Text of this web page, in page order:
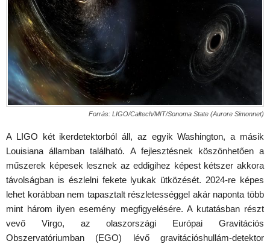
Forrás: LIGO/Caltech/MIT/Sonoma State (Aurore Simonnet)
A LIGO két ikerdetektorból áll, az egyik Washington, a másik
Louisiana államban található. A fejlesztésnek köszönhetően a
műszerek képesek lesznek az eddigihez képest kétszer akkora
távolságban is észlelni fekete lyukak ütközését. 2024-re képes
lehet korábban nem tapasztalt részletességgel akár naponta több
mint három ilyen esemény megfigyelésére. A kutatásban részt
vevő Virgo, az olaszországi Európai Gravitációs
Obszervatóriumban (EGO) lévő gravitációshullám-detektor